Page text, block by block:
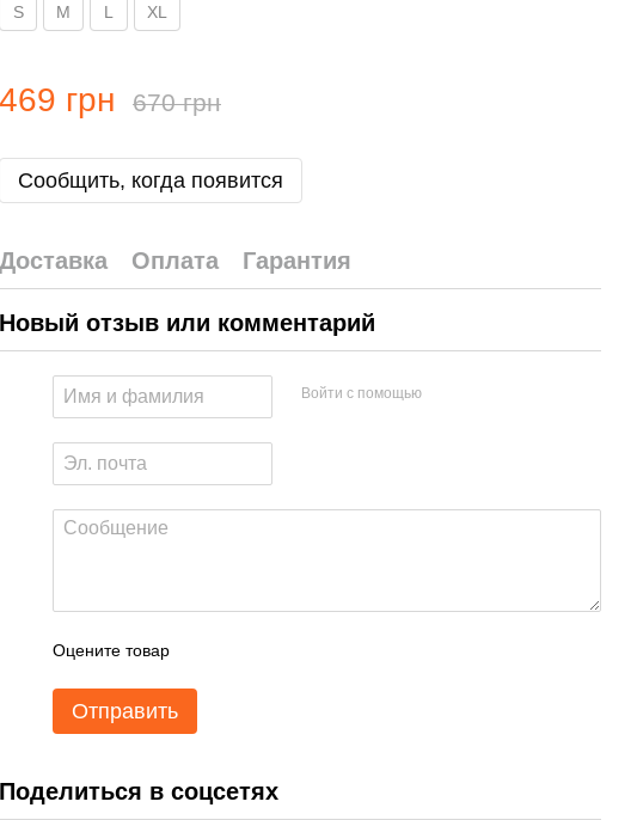
S M L XL
469 грн 670 грн
Сообщить, когда появится
Доставка Оплата Гарантия
Новый отзыв или комментарий
Войти с помощью
Оцените товар
Отправить
Поделиться в соцсетях